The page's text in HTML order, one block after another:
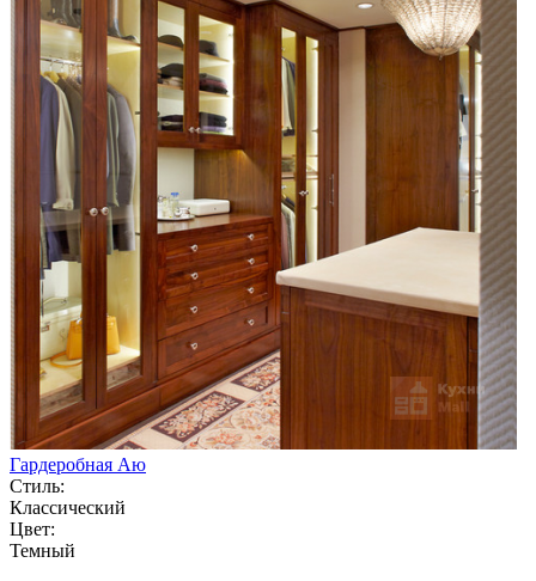
Гардеробная Аю
Стиль:
Классический
Цвет:
Темный